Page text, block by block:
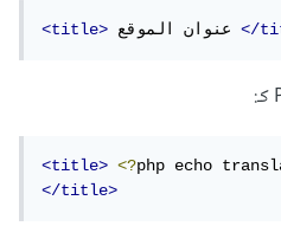
<title> عنوان الموقع </
<title> <?php echo
</title>